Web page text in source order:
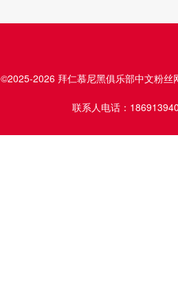
©2025-2026 拜仁慕尼黑俱乐部中文粉丝
联系人电话：